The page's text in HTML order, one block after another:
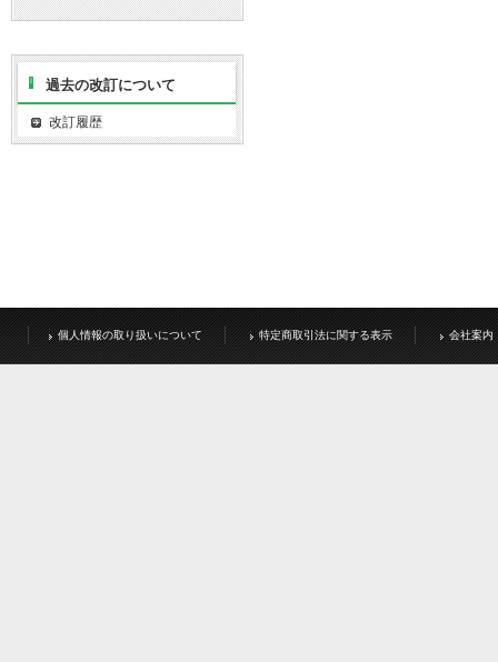
過去の改訂について
改訂履歴
個人情報の取り扱いについて 特定商取引法に関する表示 会社案内